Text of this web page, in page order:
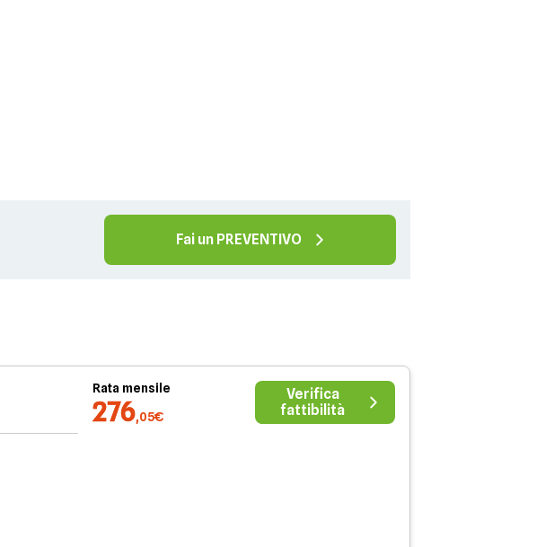
Fai un PREVENTIVO
Rata mensile
276,05€
Verifica
fattibilità